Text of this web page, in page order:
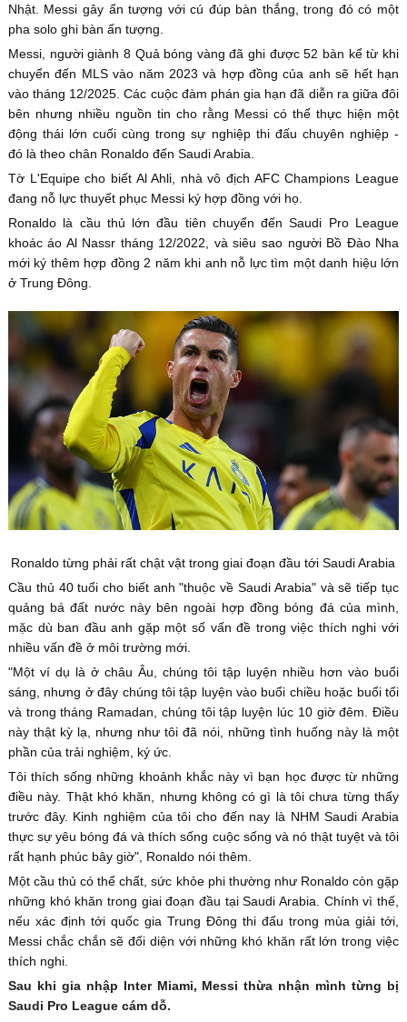
Nhật. Messi gây ấn tượng với cú đúp bàn thắng, trong đó có một
pha solo ghi bàn ấn tượng.
Messi, người giành 8 Quả bóng vàng đã ghi được 52 bàn kể từ khi
chuyển đến MLS vào năm 2023 và hợp đồng của anh sẽ hết hạn
vào tháng 12/2025. Các cuộc đàm phán gia hạn đã diễn ra giữa đôi
bên nhưng nhiều nguồn tin cho rằng Messi có thể thực hiện một
động thái lớn cuối cùng trong sự nghiệp thi đấu chuyên nghiệp -
đó là theo chân Ronaldo đến Saudi Arabia.
Tờ L'Equipe cho biết Al Ahli, nhà vô địch AFC Champions League
đang nỗ lực thuyết phục Messi ký hợp đồng với họ.
Ronaldo là cầu thủ lớn đầu tiên chuyển đến Saudi Pro League
khoác áo Al Nassr tháng 12/2022, và siêu sao người Bồ Đào Nha
mới ký thêm hợp đồng 2 năm khi anh nỗ lực tìm một danh hiệu lớn
ở Trung Đông.
Ronaldo từng phải rất chật vật trong giai đoạn đầu tới Saudi Arabia
Cầu thủ 40 tuổi cho biết anh "thuộc về Saudi Arabia" và sẽ tiếp tục
quảng bá đất nước này bên ngoài hợp đồng bóng đá của mình,
mặc dù ban đầu anh gặp một số vấn đề trong việc thích nghi với
nhiều vấn đề ở môi trường mới.
"Một ví dụ là ở châu Âu, chúng tôi tập luyện nhiều hơn vào buổi
sáng, nhưng ở đây chúng tôi tập luyện vào buổi chiều hoặc buổi tối
và trong tháng Ramadan, chúng tôi tập luyện lúc 10 giờ đêm. Điều
này thật kỳ lạ, nhưng như tôi đã nói, những tình huống này là một
phần của trải nghiệm, ký ức.
Tôi thích sống những khoảnh khắc này vì bạn học được từ những
điều này. Thật khó khăn, nhưng không có gì là tôi chưa từng thấy
trước đây. Kinh nghiệm của tôi cho đến nay là NHM Saudi Arabia
thực sự yêu bóng đá và thích sống cuộc sống và nó thật tuyệt và tôi
rất hạnh phúc bây giờ", Ronaldo nói thêm.
Một cầu thủ có thể chất, sức khỏe phi thường như Ronaldo còn gặp
những khó khăn trong giai đoạn đầu tại Saudi Arabia. Chính vì thế,
nếu xác định tới quốc gia Trung Đông thi đấu trong mùa giải tới,
Messi chắc chắn sẽ đối diện với những khó khăn rất lớn trong việc
thích nghi.
Sau khi gia nhập Inter Miami, Messi thừa nhận mình từng bị
Saudi Pro League cám dỗ.